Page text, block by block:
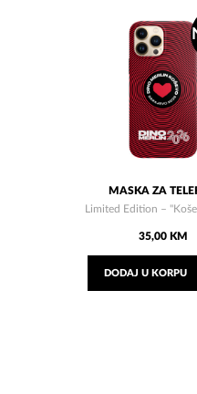
MASKA ZA
Limited Edition –
35,00 KM
DODAJU KORPU